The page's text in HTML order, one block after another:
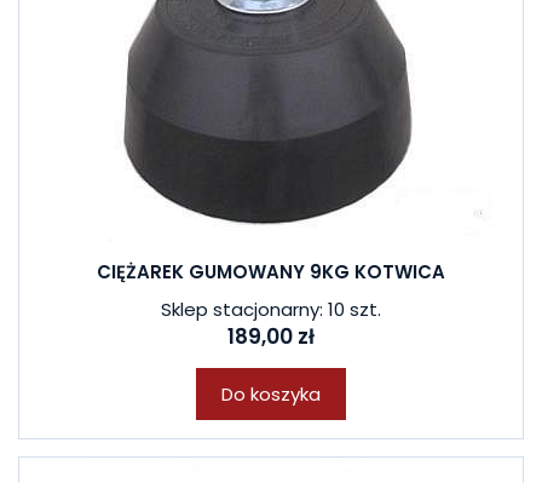
CIĘŻAREK GUMOWANY 9KG KOTWICA
Sklep stacjonarny: 10 szt.
189,00 zł
Do koszyka